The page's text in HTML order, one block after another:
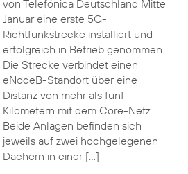
von Telefónica Deutschland Mitte
Januar eine erste 5G-
Richtfunkstrecke installiert und
erfolgreich in Betrieb genommen.
Die Strecke verbindet einen
eNodeB-Standort über eine
Distanz von mehr als fünf
Kilometern mit dem Core-Netz.
Beide Anlagen befinden sich
jeweils auf zwei hochgelegenen
Dächern in einer […]